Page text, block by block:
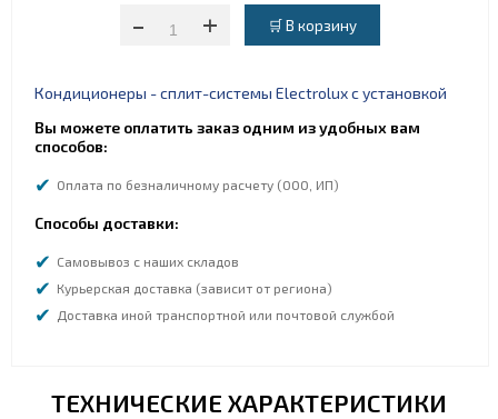
-
+
Кондиционеры - сплит-системы Electrolux с установкой
Вы можете оплатить заказ одним из удобных вам
способов:
Оплата по безналичному расчету (ООО, ИП)
Способы доставки:
Самовывоз с наших складов
Курьерская доставка (зависит от региона)
Доставка иной транспортной или почтовой службой
ТЕХНИЧЕСКИЕ ХАРАКТЕРИСТИКИ